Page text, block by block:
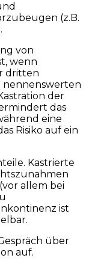
(z.B.
von
wenn
dritten
nennenswerten
der
das
eine
Risiko auf ein
Kastrierte
allem bei
ist
über
auf.